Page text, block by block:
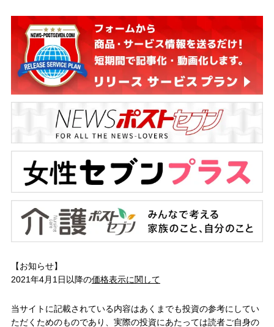
【お知らせ】
2021年4月1日以降の価格表示に関して
当サイトに記載されている内容はあくまでも投資の参考にしてい
ただくためのものであり、実際の投資にあたっては読者ご自身の